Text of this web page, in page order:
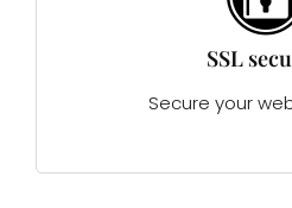
SSL
Secure your